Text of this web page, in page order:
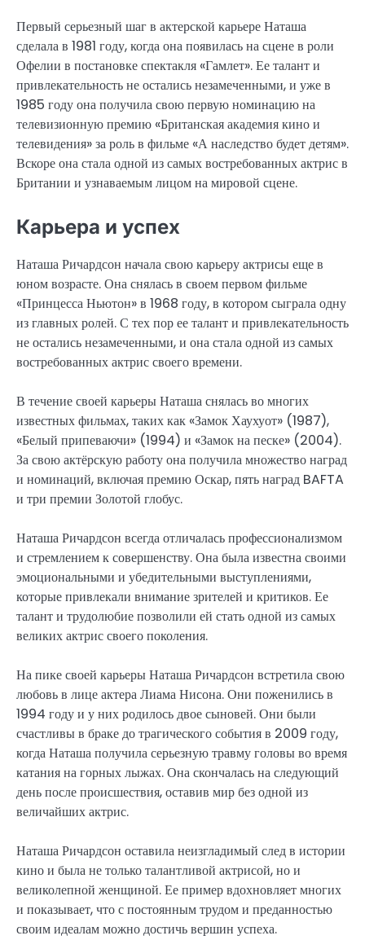
Первый серьезный шаг в актерской карьере Наташа
сделала в 1981 году, когда она появилась на сцене в роли
Офелии в постановке спектакля «Гамлет». Ее талант и
привлекательность не остались незамеченными, и уже в
1985 году она получила свою первую номинацию на
телевизионную премию «Британская академия кино и
телевидения» за роль в фильме «А наследство будет детям».
Вскоре она стала одной из самых востребованных актрис в
Британии и узнаваемым лицом на мировой сцене.
Карьера и успех
Наташа Ричардсон начала свою карьеру актрисы еще в
юном возрасте. Она снялась в своем первом фильме
«Принцесса Ньютон» в 1968 году, в котором сыграла одну
из главных ролей. С тех пор ее талант и привлекательность
не остались незамеченными, и она стала одной из самых
востребованных актрис своего времени.
В течение своей карьеры Наташа снялась во многих
известных фильмах, таких как «Замок Хаухуот» (1987),
«Белый припеваючи» (1994) и «Замок на песке» (2004).
За свою актёрскую работу она получила множество наград
и номинаций, включая премию Оскар, пять наград BAFTA
и три премии Золотой глобус.
Наташа Ричардсон всегда отличалась профессионализмом
и стремлением к совершенству. Она была известна своими
эмоциональными и убедительными выступлениями,
которые привлекали внимание зрителей и критиков. Ее
талант и трудолюбие позволили ей стать одной из самых
великих актрис своего поколения.
На пике своей карьеры Наташа Ричардсон встретила свою
любовь в лице актера Лиама Нисона. Они поженились в
1994 году и у них родилось двое сыновей. Они были
счастливы в браке до трагического события в 2009 году,
когда Наташа получила серьезную травму головы во время
катания на горных лыжах. Она скончалась на следующий
день после происшествия, оставив мир без одной из
величайших актрис.
Наташа Ричардсон оставила неизгладимый след в истории
кино и была не только талантливой актрисой, но и
великолепной женщиной. Ее пример вдохновляет многих
и показывает, что с постоянным трудом и преданностью
своим идеалам можно достичь вершин успеха.